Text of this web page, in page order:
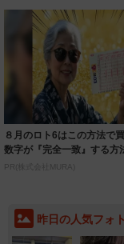
８月のロト6はこの方法で
数字が『完全一致』する方
PR(株式会社MURA)
昨日の人気フォ